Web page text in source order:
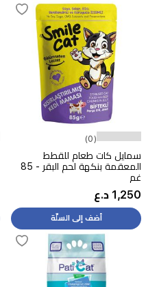
(0)
سمايل كات طعام للقطط
المعقمة بنكهة لحم البقر - 85
غم
1,250 د.ع
أضف إلى السلّة